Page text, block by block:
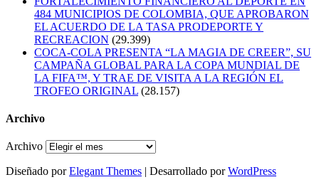
484 MUNICIPIOS DE COLOMBIA, QUE APROBARON
EL ACUERDO DE LA TASA PRODEPORTE Y
RECREACION (29.399)
COCA-COLA PRESENTA “LA MAGIA DE CREER”, SU
CAMPAÑA GLOBAL PARA LA COPA MUNDIAL DE
LA FIFA™, Y TRAE DE VISITA A LA REGIÓN EL
TROFEO ORIGINAL (28.157)
Archivo
Archivo
Diseñado porElegant Themes | Desarrollado porWordPress